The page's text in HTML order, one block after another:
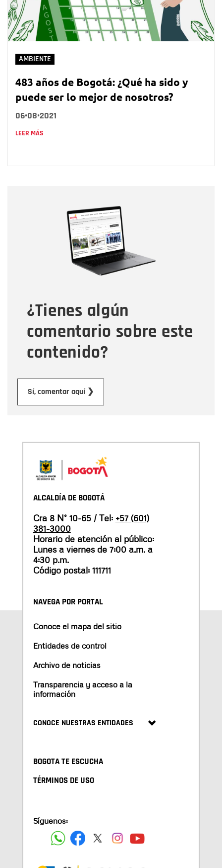
AMBIENTE
483 años de Bogotá: ¿Qué ha sido y
puede ser lo mejor de nosotros?
06•08•2021
LEER MÁS
¿Tienes algún
comentario sobre este
contenido?
Sí, comentar aquí ❯
Correo electrónico
Tipo de comentario
Mensaje
ALCALDÍA DE BOGOTÁ
Cra 8 N° 10-65 / Tel: +57 (601)
381-3000
Horario de atención al público:
Lunes a viernes de 7:00 a.m. a
4:30 p.m.
Código postal: 111711
NAVEGA POR PORTAL
Conoce el mapa del sitio
Entidades de control
Archivo de noticias
Transparencia y acceso a la
información
CONOCE NUESTRAS ENTIDADES
BOGOTA TE ESCUCHA
TÉRMINOS DE USO
Síguenos: